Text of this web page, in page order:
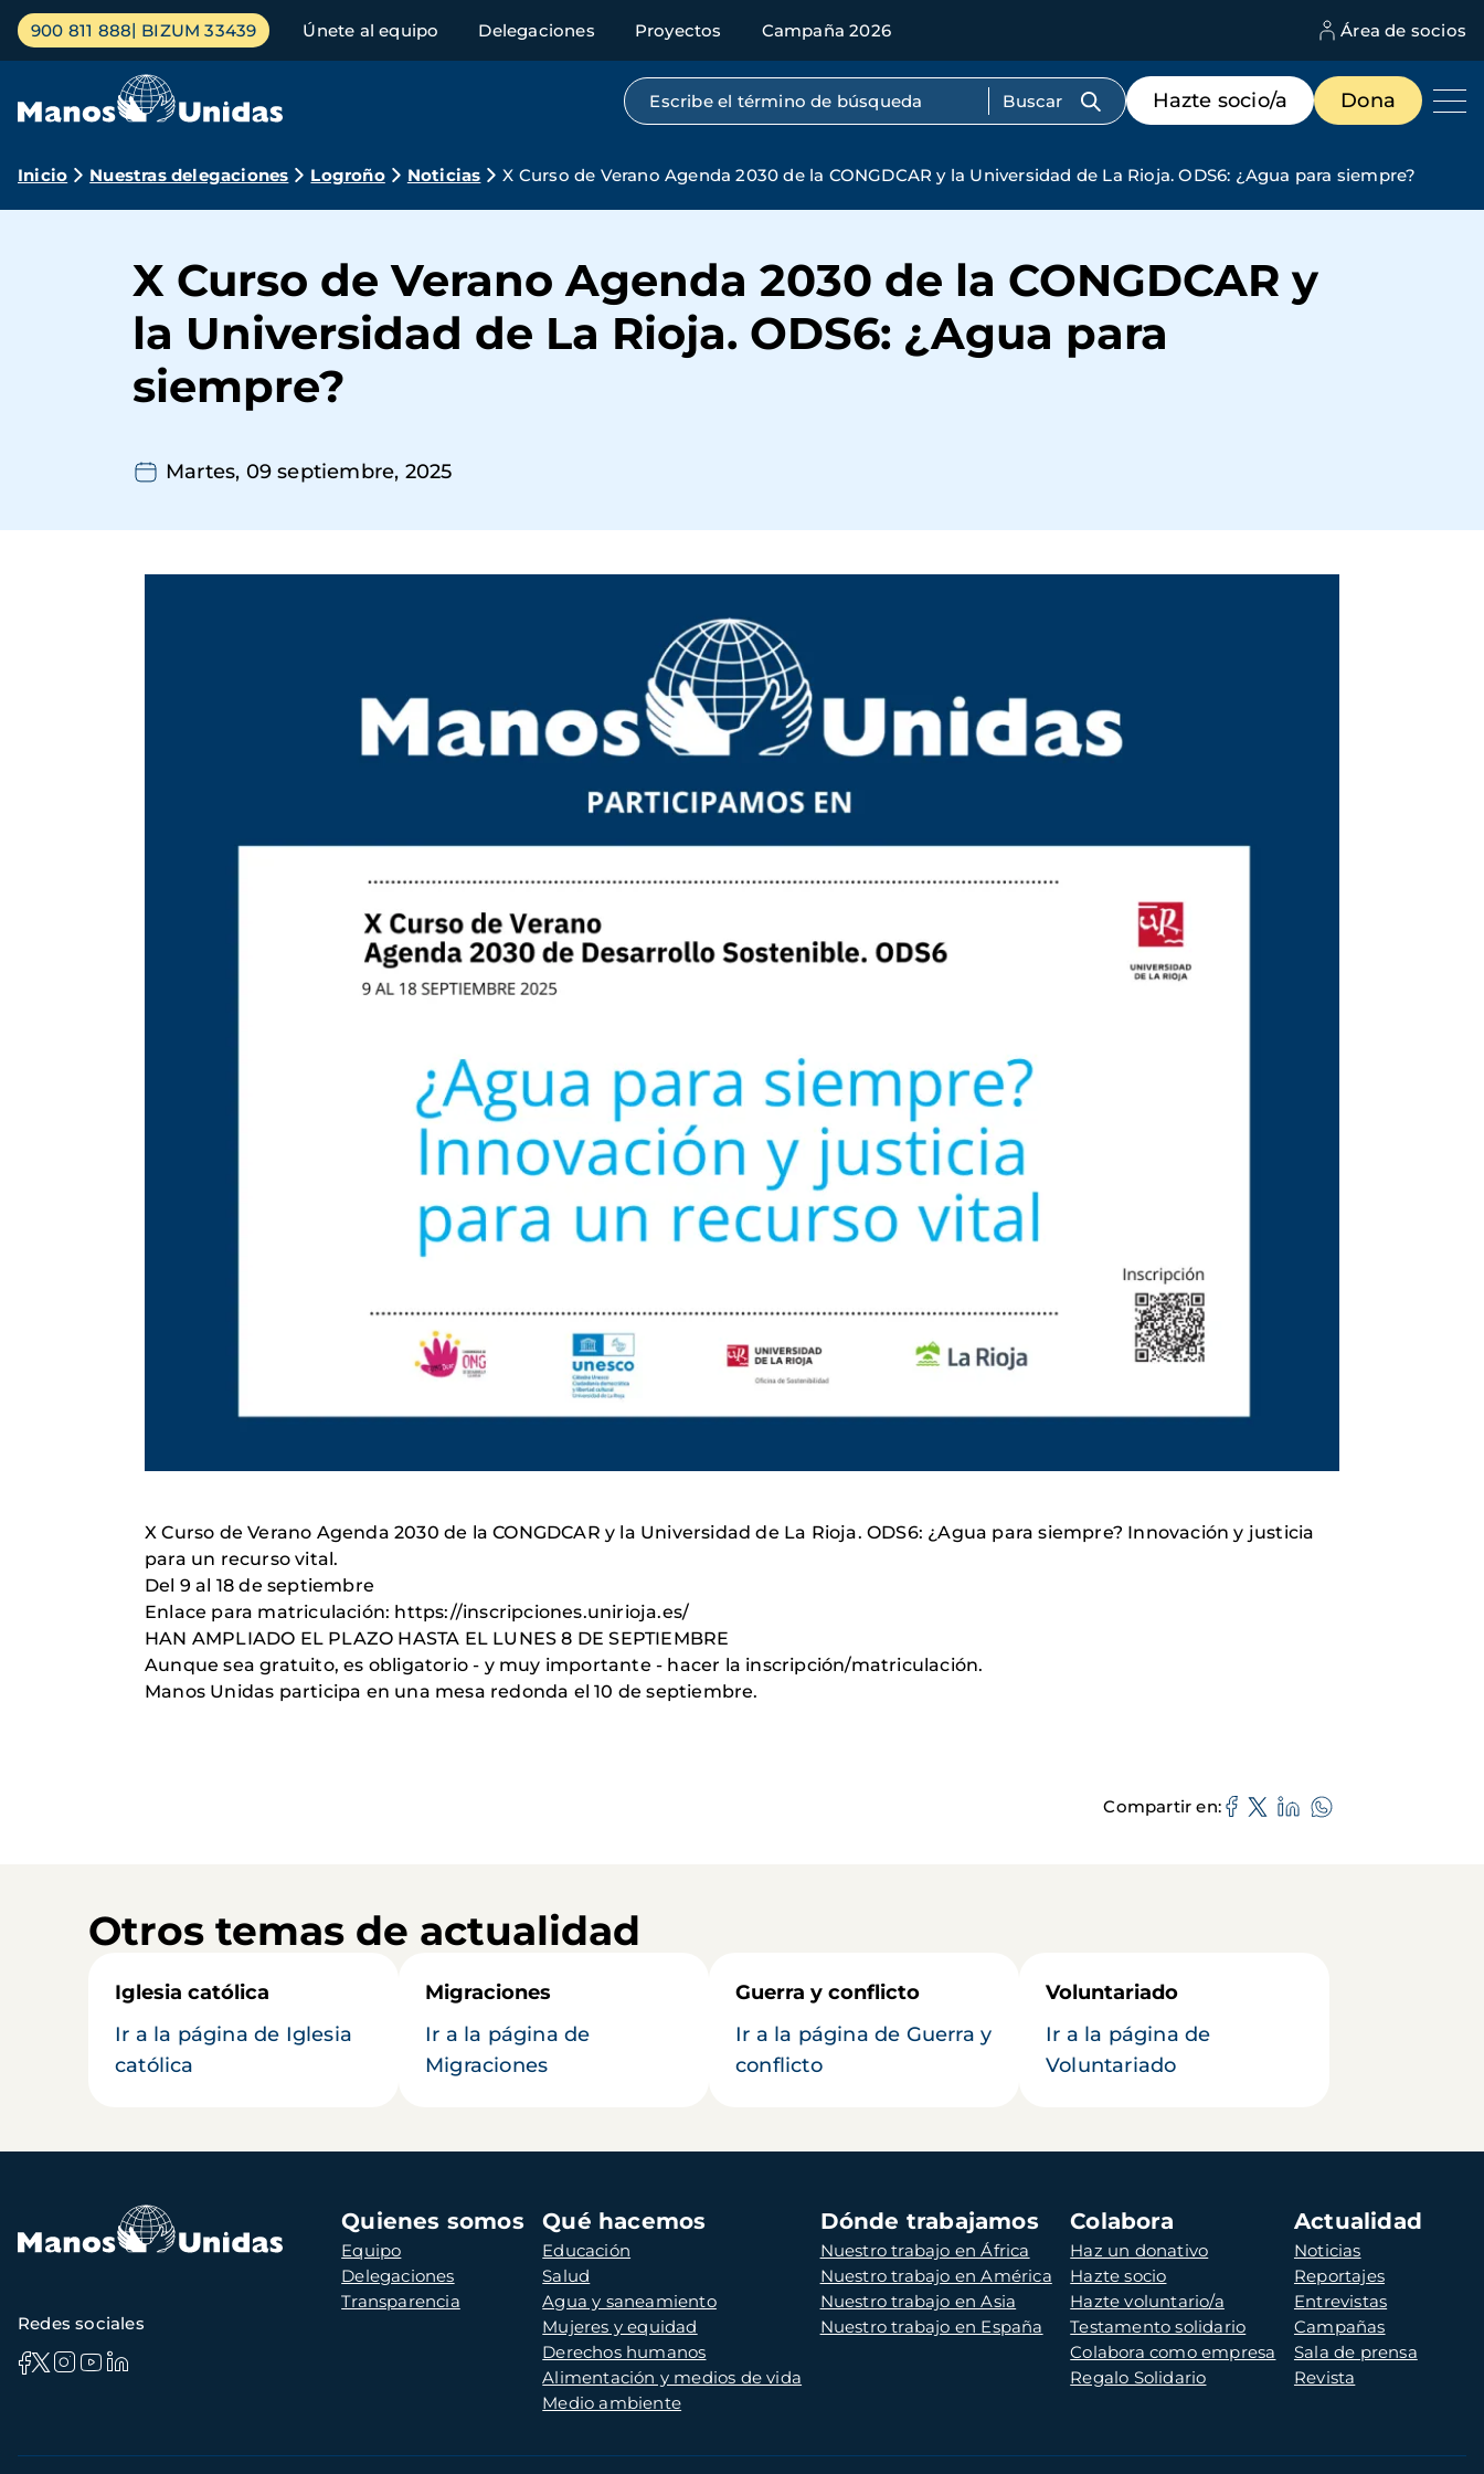
Pasar
contenido
Menú
principal
900 811 888 BIZUM 33439 Únete al equipo Delegaciones Proyectos Campaña 2026 Área de socios
Búsqueda por texto completo
Menú
de
destacados
Hazte socio/a Dona
Ruta
navegación
Inicio Nuestras delegaciones Logroño Noticias X Curso de Verano Agenda 2030 de la CONGDCAR y la Universidad de La Rioja. ODS6: ¿Agua para siempre?
X Curso de Verano Agenda 2030 de la CONGDCAR y
la Universidad de La Rioja. ODS6: ¿Agua para
siempre?
Martes, 09 septiembre, 2025
X Curso de Verano Agenda 2030 de la CONGDCAR y la Universidad de La Rioja. ODS6: ¿Agua para siempre? Innovación y justicia
para un recurso vital.
Del 9 al 18 de septiembre
Enlace para matriculación: https://inscripciones.unirioja.es/
HAN AMPLIADO EL PLAZO HASTA EL LUNES 8 DE SEPTIEMBRE
Aunque sea gratuito, es obligatorio - y muy importante - hacer la inscripción/matriculación.
Manos Unidas participa en una mesa redonda el 10 de septiembre.
Compartir en
Otros temas de actualidad
Iglesia católica
Ir a la página de Iglesia
católica
Migraciones
Ir a la página de
Migraciones
Guerra y conflicto
Ir a la página de Guerra y
conflicto
Voluntariado
Ir a la página de
Voluntariado
Navegación
principal
Quienes somos
Equipo
Delegaciones
Transparencia
Qué hacemos
Educación
Salud
Agua y saneamiento
Mujeres y equidad
Derechos humanos
Alimentación y medios de vida
Medio ambiente
Dónde trabajamos
Nuestro trabajo en África
Nuestro trabajo en América
Nuestro trabajo en Asia
Nuestro trabajo en España
Colabora
Haz un donativo
Hazte socio
Hazte voluntario/a
Testamento solidario
Colabora como empresa
Regalo Solidario
Actualidad
Noticias
Reportajes
Entrevistas
Campañas
Sala de prensa
Revista
Redes sociales